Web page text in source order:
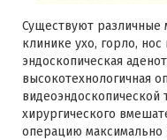
Существуют различные
клинике ухо, горло,
эндоскопическая
высокотехнологичная
видеоэндоскопической
хирургического
операцию максимально